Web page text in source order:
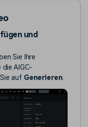
und
Sie Ihre
AIGC-
auf Generieren.